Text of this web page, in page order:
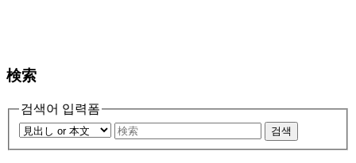
検索
검색어 입력폼
검색